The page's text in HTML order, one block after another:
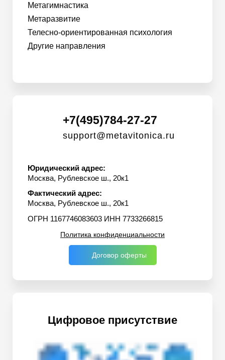
Метагимнастика
Метаразвитие
Телесно-ориентированная психология
Другие направления
+7(495)784-27-27
support@metavitonica.ru
Юридический адрес:
Москва, Рублевское ш., 20к1
Фактический адрес:
Москва, Рублевское ш., 20к1
ОГРН 1167746083603 ИНН 7733266815
Политика конфиденциальности
Договор оферты
Цифровое присутствие